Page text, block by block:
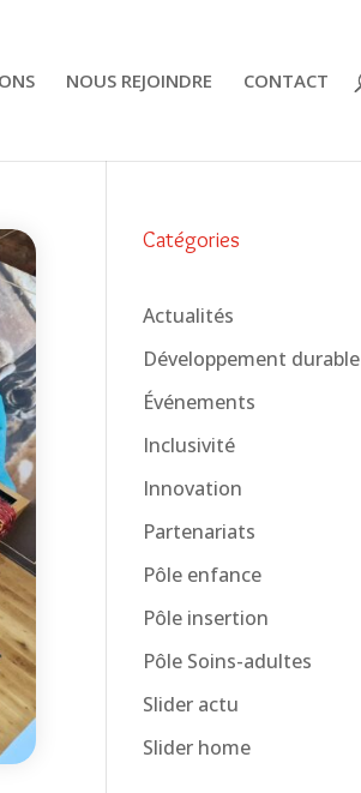
NOUS REJOINDRE CONTACT
Catégories
Actualités
Développement durable
Événements
Inclusivité
Innovation
Partenariats
Pôle enfance
Pôle insertion
Pôle Soins-adultes
Slider actu
Slider home